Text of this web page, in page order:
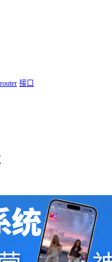
router 接口